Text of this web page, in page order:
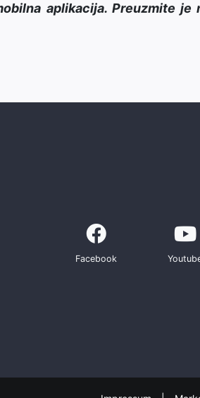
aplikacija. Preuzmite je
Facebook